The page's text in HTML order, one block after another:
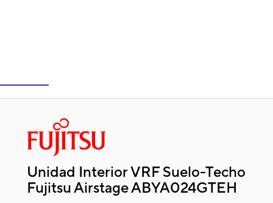
Unidad Interior VRF Suelo-Techo
Fujitsu Airstage ABYA024GTEH